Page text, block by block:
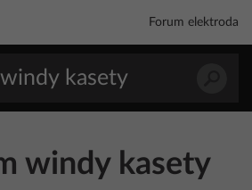
Forum elektroda
windy kasety